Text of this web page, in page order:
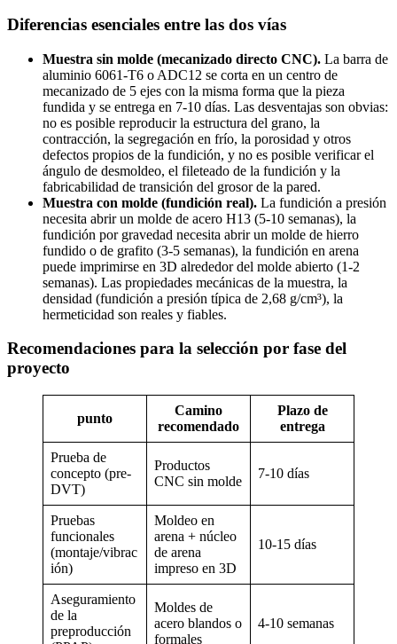
Diferencias esenciales entre las dos vías
Muestra sin molde (mecanizado directo CNC). La barra de
aluminio 6061-T6 o ADC12 se corta en un centro de
mecanizado de 5 ejes con la misma forma que la pieza
fundida y se entrega en 7-10 días. Las desventajas son obvias:
no es posible reproducir la estructura del grano, la
contracción, la segregación en frío, la porosidad y otros
defectos propios de la fundición, y no es posible verificar el
ángulo de desmoldeo, el fileteado de la fundición y la
fabricabilidad de transición del grosor de la pared.
Muestra con molde (fundición real). La fundición a presión
necesita abrir un molde de acero H13 (5-10 semanas), la
fundición por gravedad necesita abrir un molde de hierro
fundido o de grafito (3-5 semanas), la fundición en arena
puede imprimirse en 3D alrededor del molde abierto (1-2
semanas). Las propiedades mecánicas de la muestra, la
densidad (fundición a presión típica de 2,68 g/cm³), la
hermeticidad son reales y fiables.
Recomendaciones para la selección por fase del
proyecto
punto
Camino
recomendado
Plazo de
entrega
Prueba de
concepto (pre-
DVT)
Productos
CNC sin molde
7-10 días
Pruebas
funcionales
(montaje/vibrac
ión)
Moldeo en
arena + núcleo
de arena
impreso en 3D
10-15 días
Aseguramiento
de la
preproducción
Moldes de
acero blandos o
formales
4-10 semanas